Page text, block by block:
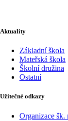
Aktuality
Základní škola
Mateřská škola
Školní družina
Ostatní
Užitečné odkazy
Organizace